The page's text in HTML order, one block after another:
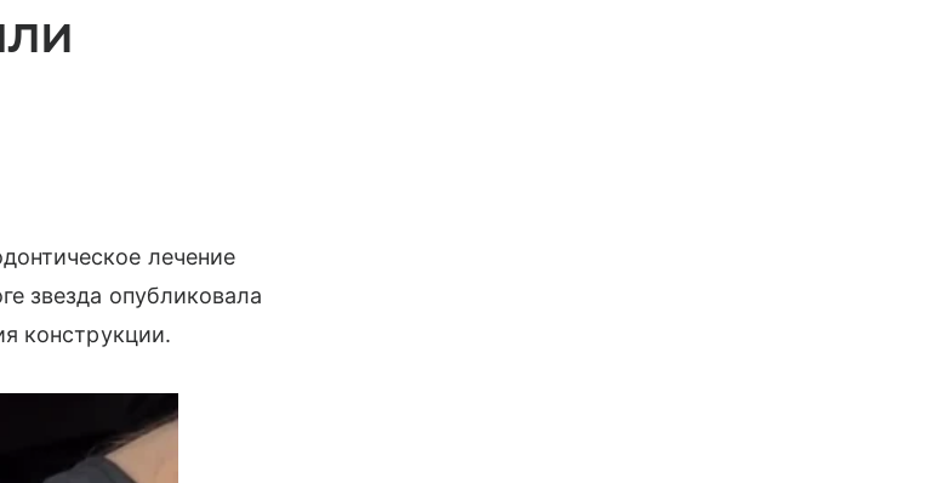
лечение
звезда опубликовала
конструкции.